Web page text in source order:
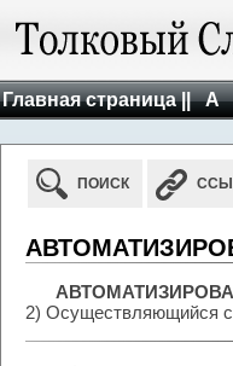
Главная страница || А
ПОИСК
2) Осуществляющийся